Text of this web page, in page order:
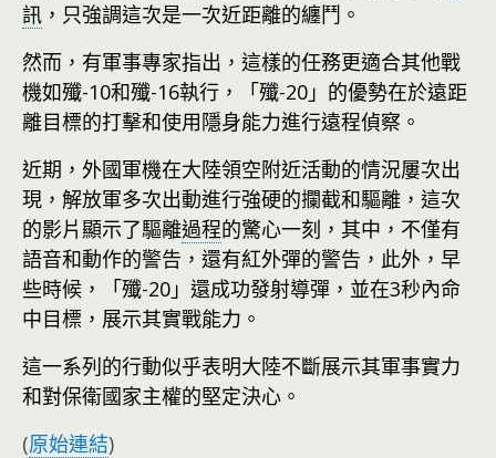
訊 ，只強調這次是一次近距離的纏鬥。
然而，有軍事專家指出，這樣的任務更適合其他戰
機如殲-10和殲-16執行，「殲-20」的優勢在於遠距
離目標的打擊和使用隱身能力進行遠程偵察。
近期，外國軍機在大陸領空附近活動的情況屢次出
現，解放軍多次出動進行強硬的攔截和驅離，這次
的影片顯示了驅離過程的驚心一刻，其中，不僅有
語音和動作的警告，還有紅外彈的警告，此外，早
些時候，「殲-20」還成功發射導彈，並在3秒內命
中目標，展示其實戰能力。
這一系列的行動似乎表明大陸不斷展示其軍事實力
和對保衛國家主權的堅定決心。
(原始連結)